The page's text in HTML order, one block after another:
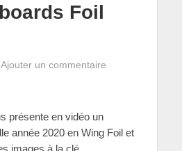
Foil
Ajouter un commentaire
présente en vidéo un
année 2020 en Wing Foil et
images à la clé.